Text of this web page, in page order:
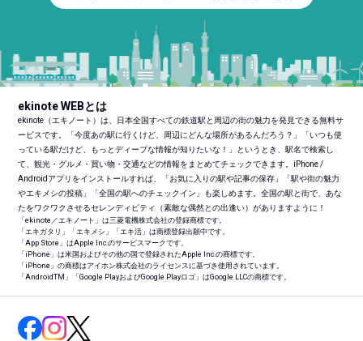
ekinote WEBとは
ekinote（エキノート）は、日本全国すべての鉄道駅と周辺の街の魅力を発見できる無料サ
ービスです。「今度あの駅に行くけど、周辺にどんな場所があるんだろう？」「いつも使
っている駅だけど、もっとディープな情報が知りたいな！」というとき、駅名で検索し
て、観光・グルメ・買い物・交通などの情報をまとめてチェックできます。iPhone /
Androidアプリをインストールすれば、「お気に入りの駅や記事の保存」「駅や街の魅力
やエキメシの投稿」「全国の駅へのチェックイン」も楽しめます。全国の駅と街で、あな
たをワクワクさせるセレンディピティ（素敵な偶然との出逢い）がありますように！
「ekinote／エキノート」は三菱電機株式会社の登録商標です。
「エキガタリ」「エキメシ」「エキ活」は商標登録出願中です。
「App Store」はApple Inc.のサービスマークです。
「iPhone」は米国およびその他の国で登録されたApple Inc.の商標です。
「iPhone」の商標はアイホン株式会社のライセンスに基づき使用されています。
「AndroidTM 」「Google PlayおよびGoogle Playロゴ」はGoogle LLCの商標です。